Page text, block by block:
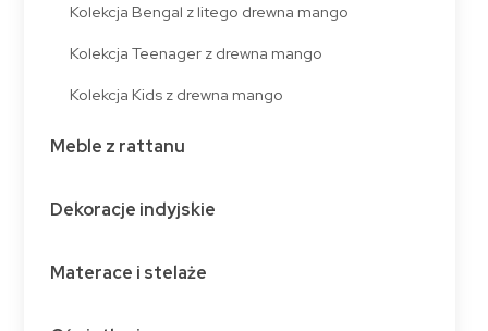
Kolekcja Bengal z litego drewna mango
Kolekcja Teenager z drewna mango
Kolekcja Kids z drewna mango
Meble z rattanu
Dekoracje indyjskie
Materace i stelaże